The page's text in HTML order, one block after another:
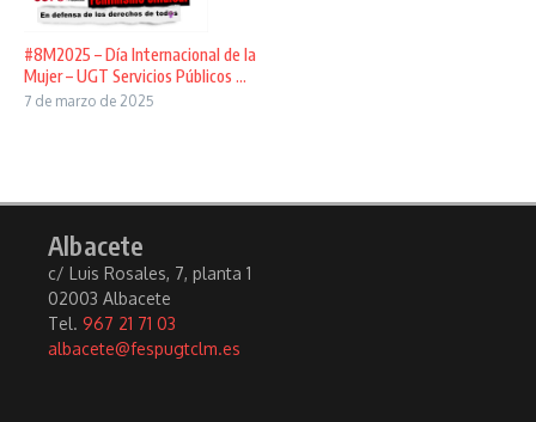
#8M2025 – Día Internacional de la
Mujer – UGT Servicios Públicos ...
7 de marzo de 2025
Albacete
c/ Luis Rosales, 7, planta 1
02003 Albacete
Tel. 967 21 71 03
albacete@fespugtclm.es